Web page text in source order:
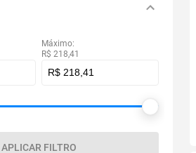
Máximo:
R$ 218,41
APLICAR FILTRO